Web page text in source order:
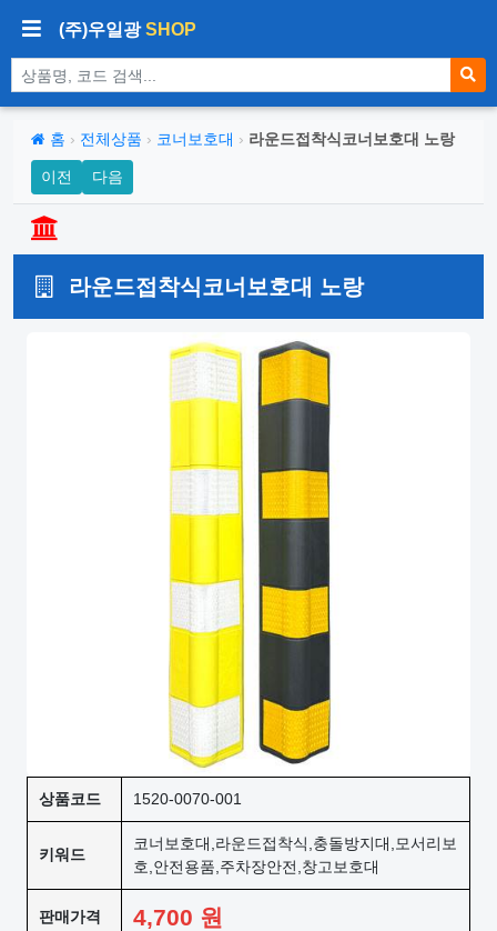
(주)우일광SHOP
상품 검색
홈 › 전체상품 › 코너보호대 › 라운드접착식코너보호대 노랑
이전 다음
라운드접착식코너보호대 노랑
상품코드 1520-0070-001
키워드
코너보호대,라운드접착식,충돌방지대,모서리보
호,안전용품,주차장안전,창고보호대
판매가격 4,700 원